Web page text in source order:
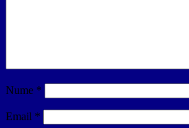
Nume *
Email *